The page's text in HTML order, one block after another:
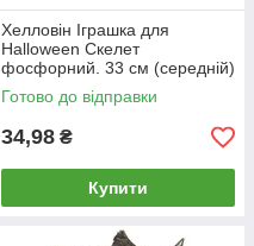
Хелловін Іграшка для
Halloween Скелет
фосфорний. 33 см (середній)
23-109
Готово до відправки
34,98 ₴
Купити